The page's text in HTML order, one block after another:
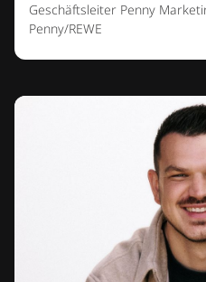
Geschäftsleiter Penny
Penny/REWE